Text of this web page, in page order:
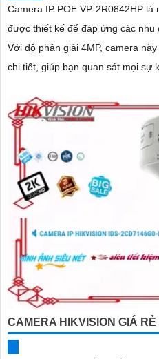
Camera IP POE VP-2R0842HP
được thiết kế để đáp ứng các nhu
Với độ phân giải 4MP, camera
chi tiết, giúp bạn quan sát mọi sự
CAMERA HIKVISION GIÁ